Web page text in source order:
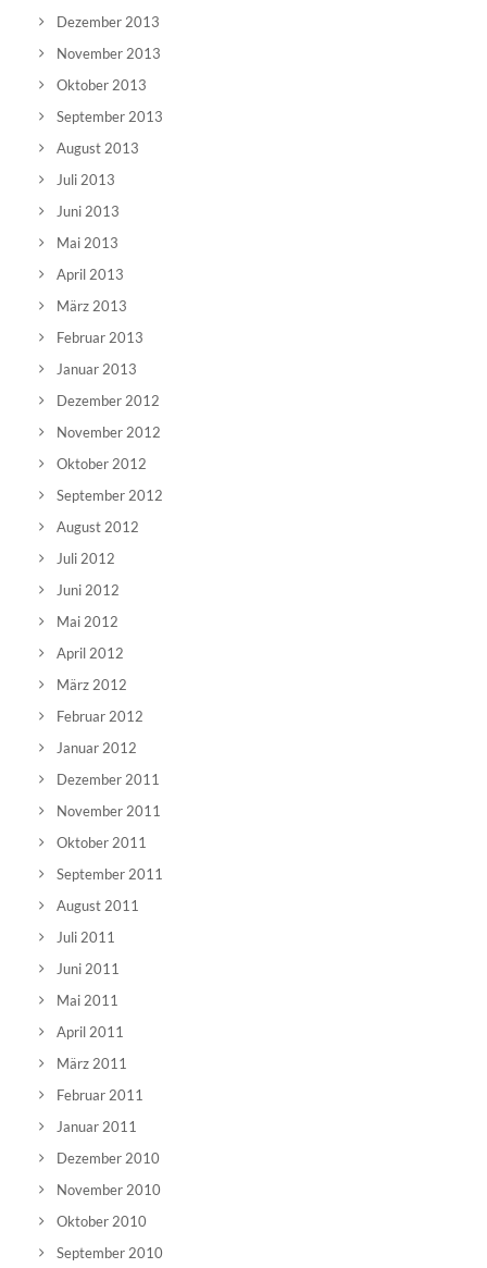
Dezember 2013
November 2013
Oktober 2013
September 2013
August 2013
Juli 2013
Juni 2013
Mai 2013
April 2013
März 2013
Februar 2013
Januar 2013
Dezember 2012
November 2012
Oktober 2012
September 2012
August 2012
Juli 2012
Juni 2012
Mai 2012
April 2012
März 2012
Februar 2012
Januar 2012
Dezember 2011
November 2011
Oktober 2011
September 2011
August 2011
Juli 2011
Juni 2011
Mai 2011
April 2011
März 2011
Februar 2011
Januar 2011
Dezember 2010
November 2010
Oktober 2010
September 2010